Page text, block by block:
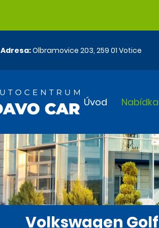
Adresa:Olbramovice 203, 259 01 Votice
Úvod
Volkswagen Golf